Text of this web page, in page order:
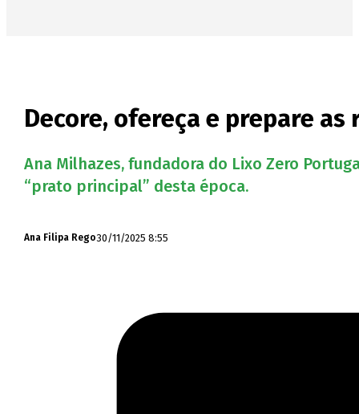
Decore, ofereça e prepare
Ana Milhazes, fundadora do Lixo Zero
“prato principal” desta época.
Ana Filipa Rego30/11/2025 8:55